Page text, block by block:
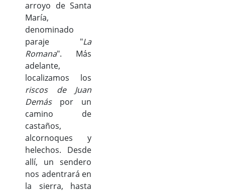
arroyo de Santa
María,
denominado
paraje "La
Romana". Más
adelante,
localizamos los
riscos de Juan
Demáspor un
camino de
castaños,
alcornoques y
helechos. Desde
allí, un sendero
nos adentrará en
la sierra, hasta